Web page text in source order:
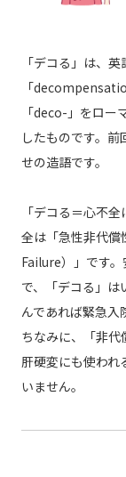
「デコる」は、
「
「deco-」をロー
したものです。
せの造語です。
「デコる＝心不
全は「急性非代
Failure）」です
で、「デコる」は
んであれば緊急入
ちなみに、「非代
肝硬変にも使われ
いません。